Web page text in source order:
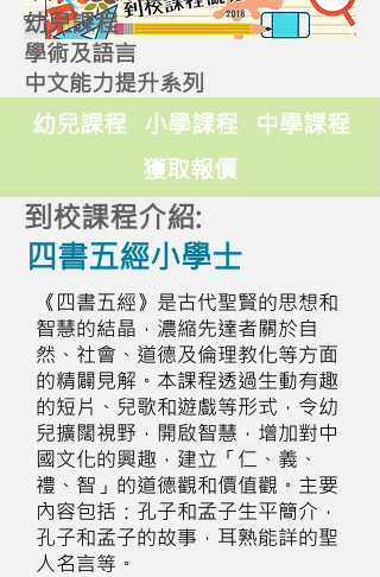
幼兒課程
學術及語言
中文能力提升系列
幼兒課程 小學課程
中學課程
獲取報價
到校課程介紹:
四書五經小學士
《四書五經》是古代聖賢的思想和
智慧的結晶，濃縮先達者關於自
然、社會、道德及倫理教化等方面
的精闢見解。本課程透過生動有趣
的短片、兒歌和遊戲等形式，令幼
兒擴闊視野，開啟智慧，增加對中
國文化的興趣，建立「仁、義、
禮、智」的道德觀和價值觀。主要
內容包括：孔子和孟子生平簡介，
孔子和孟子的故事，耳熟能詳的聖
人名言等。